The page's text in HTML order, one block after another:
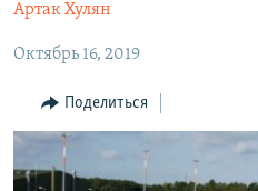
навигации
Перейти
поиску
ОБЩЕСТВО
ЭКОНОМИКА
РЕГИОН
НАГОРНЫЙ КАРАБАХ
КУЛЬТУРА
Артак Хулян
Октябрь 16, 2019
Поделиться